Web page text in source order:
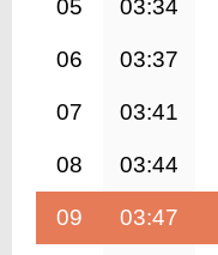
05 03:34
06 03:37
07 03:41
08 03:44
09 03:47